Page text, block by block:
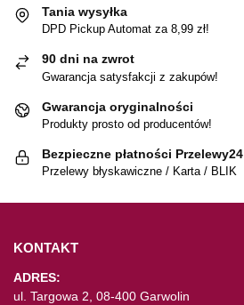
Tania wysyłka
DPD Pickup Automat za 8,99 zł!
90 dni na zwrot
Gwarancja satysfakcji z zakupów!
Gwarancja oryginalności
Produkty prosto od producentów!
Bezpieczne płatności Przelewy24
Przelewy błyskawiczne / Karta / BLIK
KONTAKT
ADRES:
ul. Targowa 2, 08-400 Garwolin